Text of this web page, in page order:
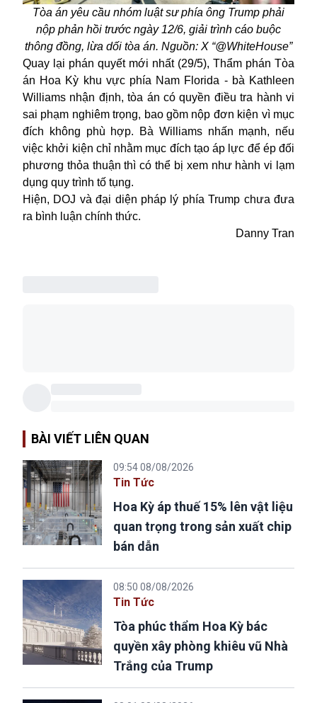
Tòa án yêu cầu nhóm luật sư phía ông Trump phải
nộp phản hồi trước ngày 12/6, giải trình cáo buộc
thông đồng, lừa dối tòa án. Nguồn: X “@WhiteHouse”
Quay lại phán quyết mới nhất (29/5), Thẩm phán Tòa
án Hoa Kỳ khu vực phía Nam Florida - bà Kathleen
Williams nhận định, tòa án có quyền điều tra hành vi
sai phạm nghiêm trọng, bao gồm nộp đơn kiện vì mục
đích không phù hợp. Bà Williams nhấn mạnh, nếu
việc khởi kiện chỉ nhằm mục đích tạo áp lực để ép đối
phương thỏa thuận thì có thể bị xem như hành vi lạm
dụng quy trình tố tụng.
Hiện, DOJ và đại diện pháp lý phía Trump chưa đưa
ra bình luận chính thức.
Danny Tran
BÀI VIẾT LIÊN QUAN
09:54 08/08/2026
Tin Tức
Hoa Kỳ áp thuế 15% lên vật liệu
quan trọng trong sản xuất chip
bán dẫn
08:50 08/08/2026
Tin Tức
Tòa phúc thẩm Hoa Kỳ bác
quyền xây phòng khiêu vũ Nhà
Trắng của Trump